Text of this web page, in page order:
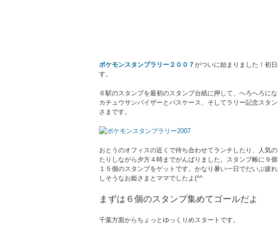
ポケモンスタンプラリー２００７ がついに始まりました！初
す。
６駅のスタンプを最初のスタンプ台紙に押して、へろへろに
カチュウサンバイザーとパスケース、そしてラリー記念スタ
さまです。
おとうのオフィスの近くで待ち合わせてランチしたり、人気
たりしながら夕方４時までがんばりました。スタンプ帳に９
１５個のスタンプをゲットです。かなり暑い一日でだいぶ疲
しそうなお姫さまとママでしたよ(^^ゞ
まずは６個のスタンプ集めてゴールだよ
千葉方面からちょっとゆっくりめスタートです。